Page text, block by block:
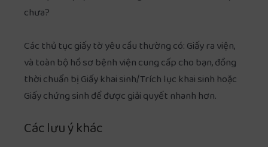
chưa?
Các thủ tục giấy tờ yêu cầu thường có: Giấy ra viện,
và toàn bộ hồ sơ bệnh viện cung cấp cho bạn, đồng
thời chuẩn bị Giấy khai sinh/Trích lục khai sinh hoặc
Giấy chứng sinh để được giải quyết nhanh hơn.
Các lưu ý khác